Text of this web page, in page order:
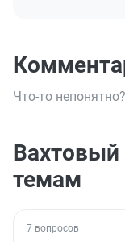
Что-то
темам
7 вопросов